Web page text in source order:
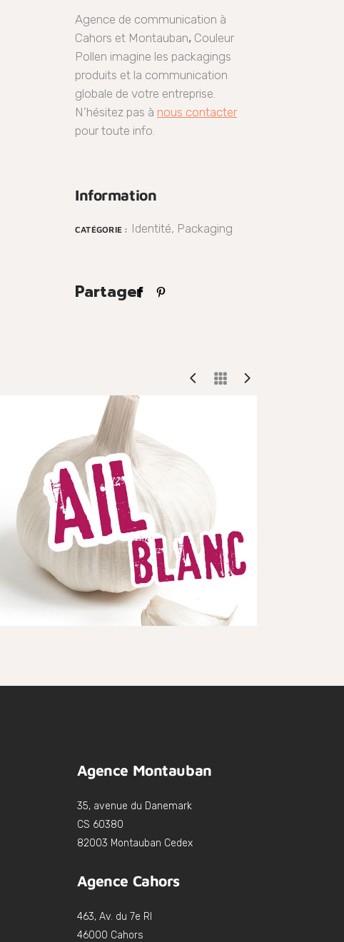
Agence de communication à
Cahors et Montauban, Couleur
Pollen imagine les packagings
produits et la communication
globale de votre entreprise.
N’hésitez pas à nous contacter
pour toute info.
Information
CATÉGORIE : Identité, Packaging
Partager
So Fresh
Agence Montauban
35, avenue du Danemark
CS 60380
82003 Montauban Cedex
Agence Cahors
463, Av. du 7e RI
46000 Cahors